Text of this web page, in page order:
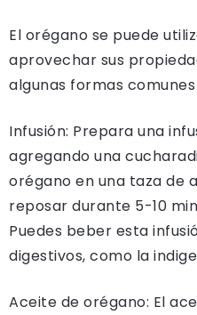
El orégano se puede
aprovechar sus
algunas formas comunes
Infusión: Prepara una
agregando una
orégano en una taza de
reposar durante 5-10
Puedes beber esta
digestivos, como la
Aceite de orégano: El